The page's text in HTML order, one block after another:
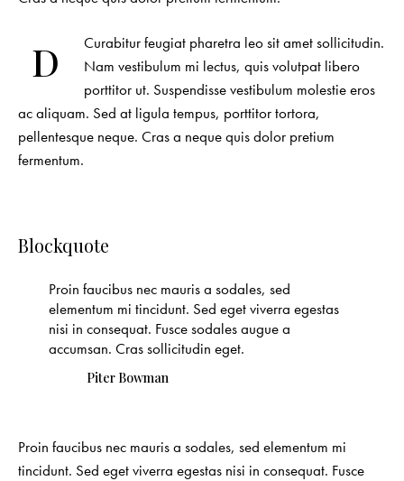
D
Curabitur feugiat pharetra leo sit amet sollicitudin.
Nam vestibulum mi lectus, quis volutpat libero
porttitor ut. Suspendisse vestibulum molestie eros
ac aliquam. Sed at ligula tempus, porttitor tortora,
pellentesque neque. Cras a neque quis dolor pretium
fermentum.
Blockquote
Proin faucibus nec mauris a sodales, sed
elementum mi tincidunt. Sed eget viverra egestas
nisi in consequat. Fusce sodales augue a
accumsan. Cras sollicitudin eget.
Piter Bowman
Proin faucibus nec mauris a sodales, sed elementum mi
tincidunt. Sed eget viverra egestas nisi in consequat. Fusce